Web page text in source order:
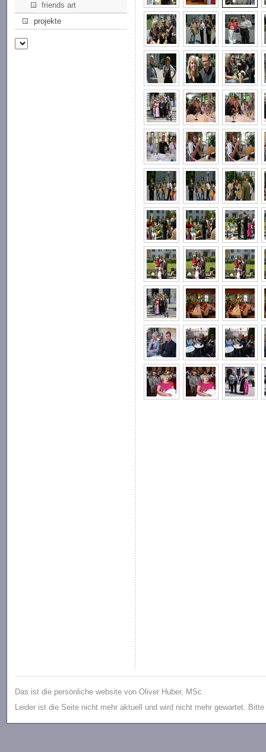
friends art
projekte
Das ist die persönliche website von Oliver Huber, MSc.
Leider ist die Seite nicht mehr aktuell und wird nicht mehr gewartet.